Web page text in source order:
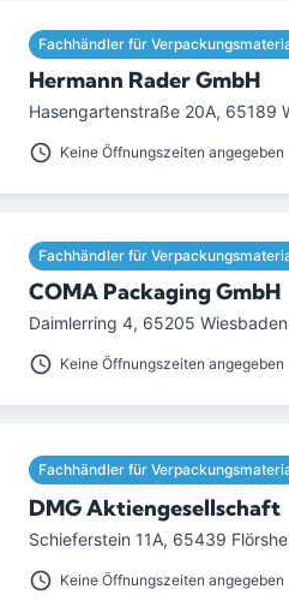
Fachhändler für
Hermann Rader GmbH
Hasengartenstraße 20A, 65189
Keine Öffnungszeiten angegeben
Fachhändler für
COMA Packaging GmbH
Daimlerring 4, 65205 Wiesbaden
Keine Öffnungszeiten angegeben
Fachhändler für
DMG Aktiengesellschaft
Schieferstein 11A, 65439
Keine Öffnungszeiten angegeben